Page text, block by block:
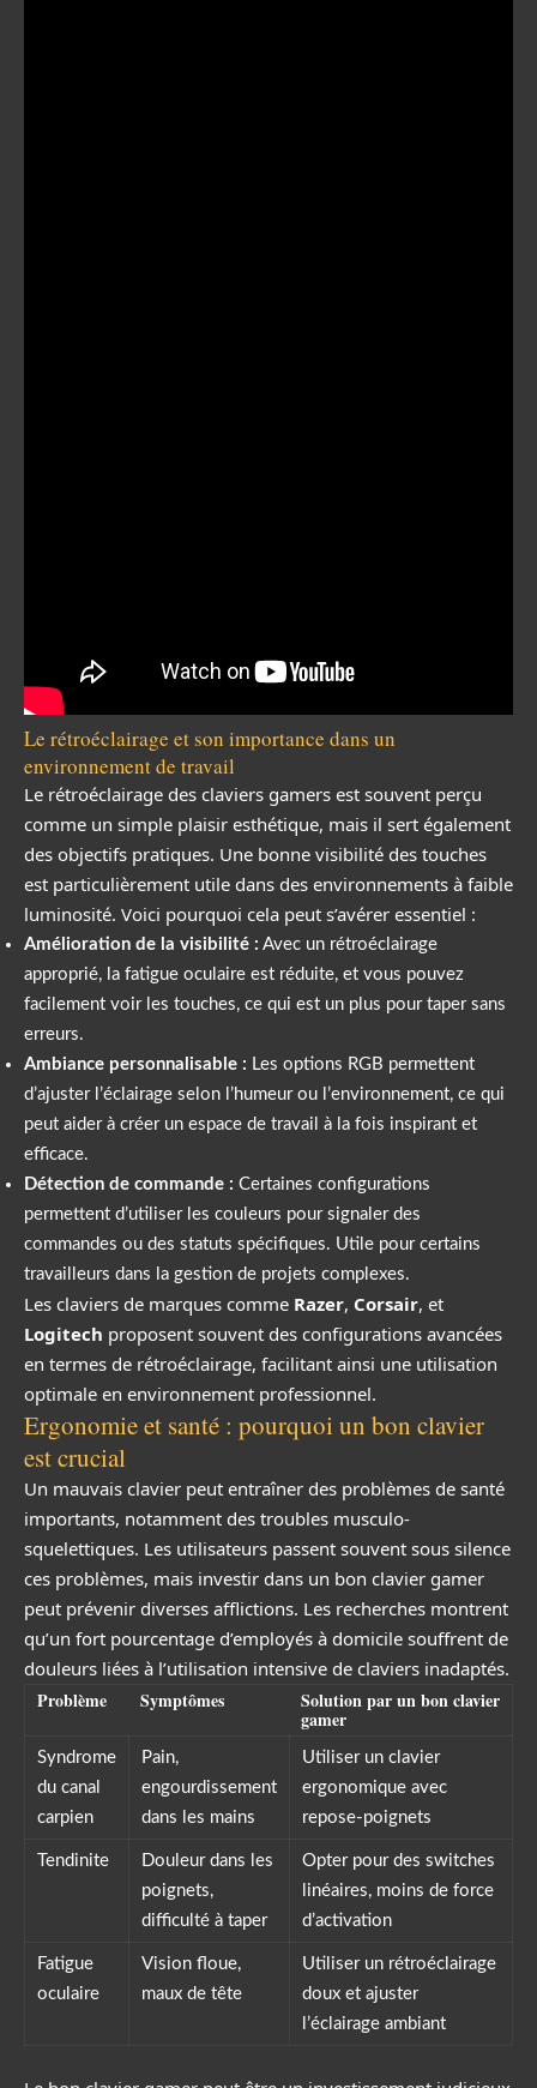
Le rétroéclairage et son importance dans un
environnement de travail
Le rétroéclairage des claviers gamers est souvent perçu
comme un simple plaisir esthétique, mais il sert également
des objectifs pratiques. Une bonne visibilité des touches
est particulièrement utile dans des environnements à faible
luminosité. Voici pourquoi cela peut s’avérer essentiel :
Amélioration de la visibilité : Avec un rétroéclairage
approprié, la fatigue oculaire est réduite, et vous pouvez
facilement voir les touches, ce qui est un plus pour taper sans
erreurs.
Ambiance personnalisable : Les options RGB permettent
d’ajuster l’éclairage selon l’humeur ou l’environnement, ce qui
peut aider à créer un espace de travail à la fois inspirant et
efficace.
Détection de commande : Certaines configurations
permettent d’utiliser les couleurs pour signaler des
commandes ou des statuts spécifiques. Utile pour certains
travailleurs dans la gestion de projets complexes.
Les claviers de marques comme Razer, Corsair, et
Logitech proposent souvent des configurations avancées
en termes de rétroéclairage, facilitant ainsi une utilisation
optimale en environnement professionnel.
Ergonomie et santé : pourquoi un bon clavier
est crucial
Un mauvais clavier peut entraîner des problèmes de santé
importants, notamment des troubles musculo-
squelettiques. Les utilisateurs passent souvent sous silence
ces problèmes, mais investir dans un bon clavier gamer
peut prévenir diverses afflictions. Les recherches montrent
qu’un fort pourcentage d’employés à domicile souffrent de
douleurs liées à l’utilisation intensive de claviers inadaptés.
Problème Symptômes Solution par un bon clavier
gamer
Syndrome
du canal
carpien
Pain,
engourdissement
dans les mains
Utiliser un clavier
ergonomique avec
repose-poignets
Tendinite
Douleur dans les
poignets,
difficulté à taper
Opter pour des switches
linéaires, moins de force
d’activation
Fatigue
oculaire
Vision floue,
maux de tête
Utiliser un rétroéclairage
doux et ajuster
l’éclairage ambiant